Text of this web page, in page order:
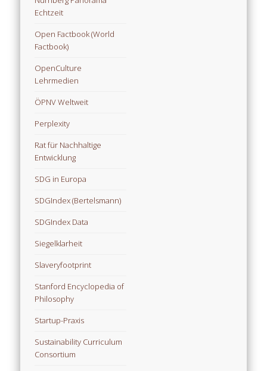
Echtzeit
Open Factbook (World
Factbook)
OpenCulture
Lehrmedien
ÖPNV Weltweit
Perplexity
Rat für Nachhaltige
Entwicklung
SDG in Europa
SDGIndex (Bertelsmann)
SDGIndex Data
Siegelklarheit
Slaveryfootprint
Stanford Encyclopedia of
Philosophy
Startup-Praxis
Sustainability Curriculum
Consortium